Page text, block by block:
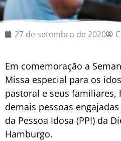
27 de setembro de 2020
Em comemoração a
Missa especial para os
pastoral e seus familiares,
demais pessoas
da Pessoa Idosa (PPI) da
Hamburgo.